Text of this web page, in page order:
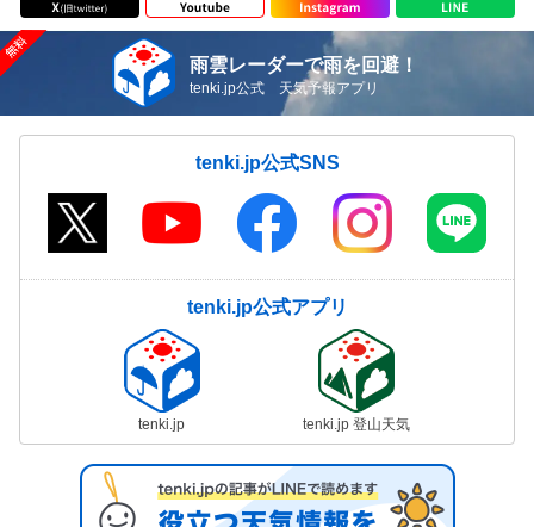
雨雲レーダーで雨を回避！
tenki.jp公式 天気予報アプリ
tenki.jp公式SNS
tenki.jp公式アプリ
tenki.jp tenki.jp 登山天気